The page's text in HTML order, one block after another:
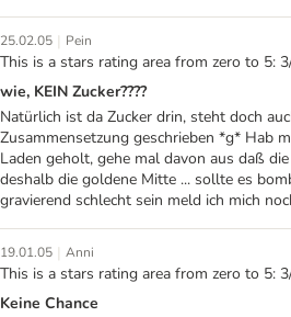
25.02.05 | Pein
This is a stars rating area from zero to 5:
wie, KEIN Zucker????
Natürlich ist da Zucker drin, steht doch
Zusammensetzung geschrieben *g* Hab
Laden geholt, gehe mal davon aus daß
deshalb die goldene Mitte ... sollte es
gravierend schlecht sein meld ich mich
19.01.05 | Anni
This is a stars rating area from zero to 5:
Keine Chance